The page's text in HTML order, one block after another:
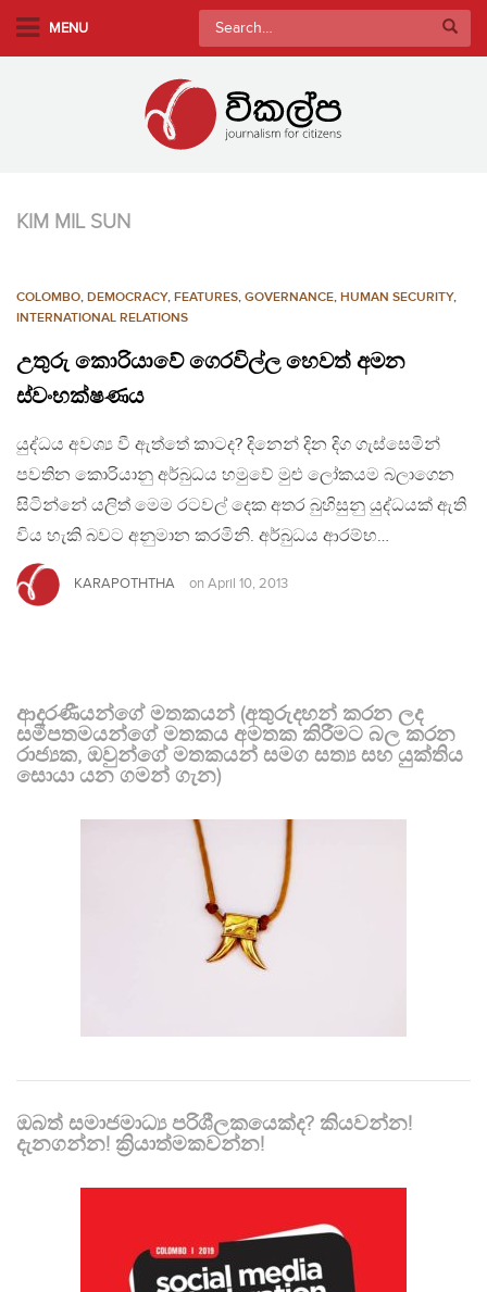
MENU
Search
for:
KIM MIL SUN
COLOMBO, DEMOCRACY, FEATURES, GOVERNANCE, HUMAN SECURITY,
INTERNATIONAL RELATIONS
උතුරු කොරියාවේ ගෙරවිල්ල හෙවත් අමන
ස්වංභක්ෂණය
යුද්ධය අවශ්‍ය වී ඇත්තේ කාටද? දිනෙන් දින දිග ගැස්සෙමින්
පවතින කොරියානු අර්බුධය හමුවේ මුළු ලෝකයම බලාගෙන
සිටින්නේ යලිත් මෙම රටවල් දෙක අතර බුහිසුනු යුද්ධයක් ඇති
විය හැකි බවට අනුමාන කරමිනි. අර්බුධය ආරම්භ…
KARAPOTHTHA on April 10, 2013
ආදරණීයන්ගේ මතකයන් (අතුරුදහන් කරන ලද
සමීපතමයන්ගේ මතකය අමතක කිරීමට බල කරන
රාජ්‍යක, ඔවුන්ගේ මතකයන් සමග සත්‍ය සහ යුක්තිය
සොයා යන ගමන් ගැන)
ඔබත් සමාජමාධ්‍ය පරිශීලකයෙක්ද? කියවන්න!
දැනගන්න! ක්‍රියාත්මකවන්න!